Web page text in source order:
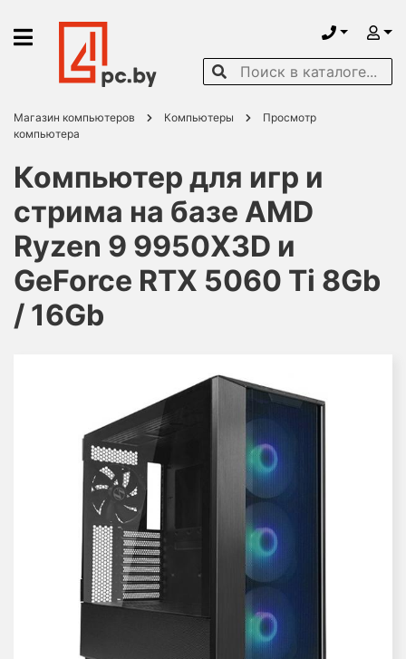
Магазин компьютеров Компьютеры
Просмотр
компьютера
Компьютер для игр и
стрима на базе AMD
Ryzen 9 9950X3D и
GeForce RTX 5060 Ti 8Gb
/ 16Gb